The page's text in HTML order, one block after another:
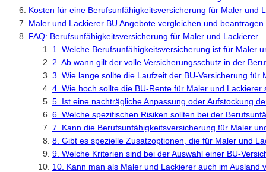
Kosten für eine Berufsunfähigkeitsversicherung für Maler und
Maler und Lackierer BU Angebote vergleichen und beantragen
FAQ: Berufsunfähigkeitsversicherung für Maler und Lackierer
1. Welche Berufsunfähigkeitsversicherung ist für Maler
2. Ab wann gilt der volle Versicherungsschutz in der
3. Wie lange sollte die Laufzeit der BU-Versicherung für
4. Wie hoch sollte die BU-Rente für Maler und Lackierer
5. Ist eine nachträgliche Anpassung oder Aufstockung
6. Welche spezifischen Risiken sollten bei der
7. Kann die Berufsunfähigkeitsversicherung für Maler
8. Gibt es spezielle Zusatzoptionen, die für Maler und
9. Welche Kriterien sind bei der Auswahl einer BU-
10. Kann man als Maler und Lackierer auch im Ausland